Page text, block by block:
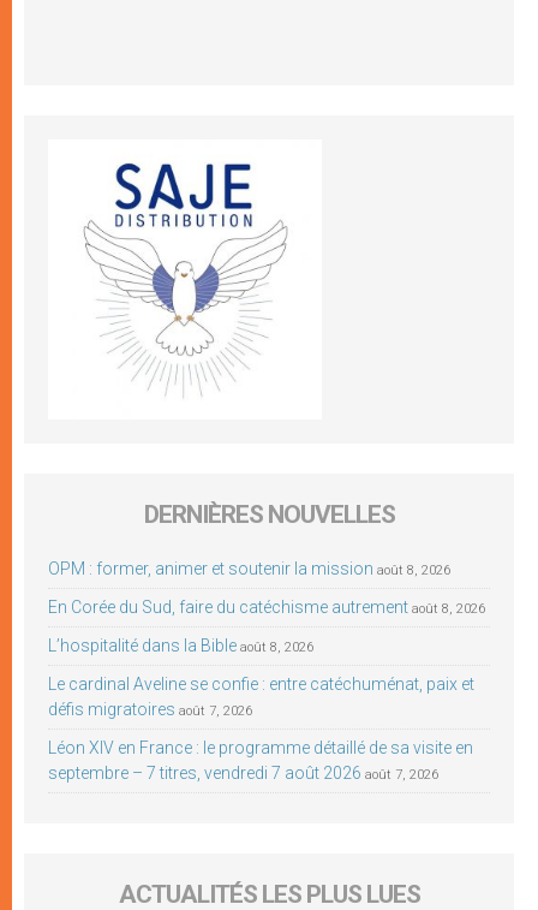
DERNIÈRES NOUVELLES
OPM : former, animer et soutenir la mission août 8, 2026
En Corée du Sud, faire du catéchisme autrement août 8, 2026
L’hospitalité dans la Bible août 8, 2026
Le cardinal Aveline se confie : entre catéchuménat, paix et
défis migratoires août 7, 2026
Léon XIV en France : le programme détaillé de sa visite en
septembre – 7 titres, vendredi 7 août 2026 août 7, 2026
ACTUALITÉS LES PLUS LUES